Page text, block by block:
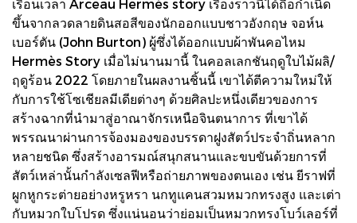
เรือนเวลา Arceau Hermès story เรื่องราวนี้ได้ถือกำเนิด
ขึ้นจากลวดลายดินสอสีของนักออกแบบชาวอังกฤษ จอห์น
เบอร์ตัน (John Burton) ผู้ซึ่งได้ออกแบบผ้าพันคอไหม
Hermès Story เมื่อไม่นานมานี้ ในคอลเลกชันฤดูใบไม้ผลิ/
ฤดูร้อน 2022 โดยภายในผลงานชิ้นนี้ เขาได้ตีความใหม่ให้
กับการใช้โซเชียลมีเดียต่างๆ ด้วยศิลปะหนึ่งเดียวของการ
สร้างฉากที่นำมาสู่อาณาจักรเหนือจินตนาการ ที่เขาได้
พรรณนาผ่านการจ้องมองของบรรดาฝูงสัตว์ประจำถิ่นหลาก
หลายชนิด ซึ่งสร้างอารมณ์สนุกสนานและขบขันด้วยการที่
สัตว์เหล่านั้นกำลังเซลฟีหรือถ่ายภาพของตนเอง เช่น ยีราฟที่
ผูกหูกระต่ายอย่างหรูหรา นกทูแคนสวมหมวกทรงสูง และเต่า
กับหมวกใบโปรด ซึ่งแน่นอนว่าย่อมเป็นหมวกทรงโบว์เลอร์ที่